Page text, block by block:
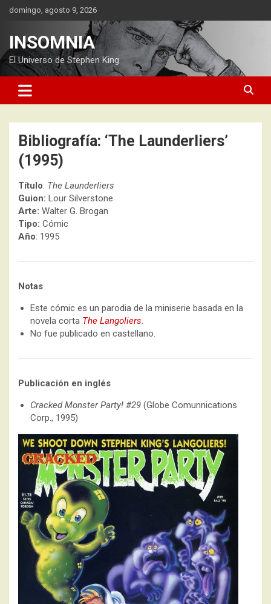
Saltardomingo, agosto 9, 2026
INSOMNIA
El Universo de Stephen King
Bibliografía: ‘The Launderliers’
(1995)
Título: The Launderliers
Guion: Lour Silverstone
Arte: Walter G. Brogan
Tipo: Cómic
Año: 1995
Notas
Este cómic es un parodia de la miniserie basada en la
novela corta The Langoliers.
No fue publicado en castellano.
Publicación en inglés
Cracked Monster Party! #29 (Globe Comunnications
Corp., 1995)